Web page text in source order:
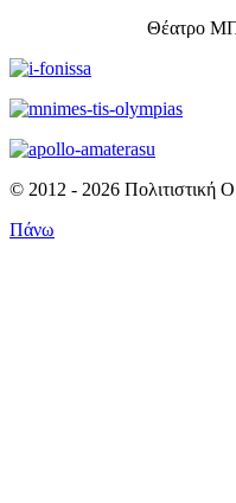
Θέατρο
© 2012 - 2026 Πολιτιστική
Πάνω